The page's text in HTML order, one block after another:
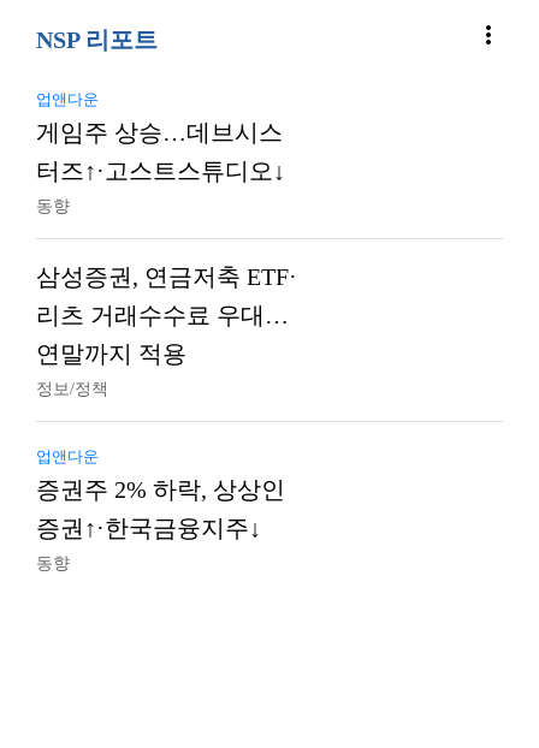
NSP 리포트 more_vert
업앤다운
게임주 상승…데브시스
터즈↑·고스트스튜디오↓
동향
삼성증권, 연금저축 ETF·
리츠 거래수수료 우대…
연말까지 적용
정보/정책
업앤다운
증권주 2% 하락, 상상인
증권↑·한국금융지주↓
동향